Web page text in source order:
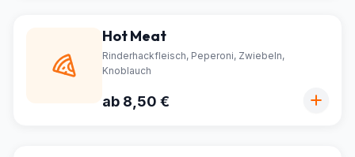
Hot Meat
Rinderhackfleisch, Peperoni, Zwiebeln,
Knoblauch
ab 8,50 €